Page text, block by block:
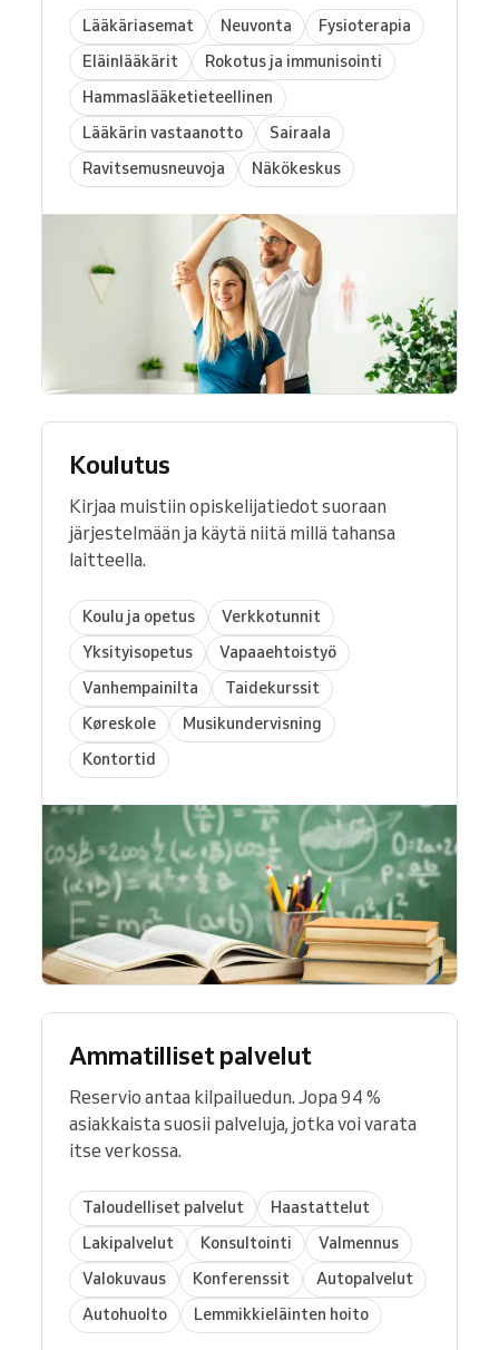
Lääkäriasemat Neuvonta
Fysioterapia
Eläinlääkärit
Rokotus ja immunisointi
Hammaslääketieteellinen
Lääkärin vastaanotto
Sairaala
Ravitsemusneuvoja
Näkökeskus
Koulutus
Kirjaa muistiin opiskelijatiedot suoraan
järjestelmään ja käytä niitä millä tahansa
laitteella.
Koulu ja opetus
Verkkotunnit
Yksityisopetus
Vapaaehtoistyö
Vanhempainilta
Taidekurssit
Køreskole
Musikundervisning
Kontortid
Ammatilliset palvelut
Reservio antaa kilpailuedun. Jopa 94 %
asiakkaista suosii palveluja, jotka voi varata
itse verkossa.
Taloudelliset palvelut
Haastattelut
Lakipalvelut
Konsultointi
Valmennus
Valokuvaus
Konferenssit
Autopalvelut
Autohuolto
Lemmikkieläinten hoito